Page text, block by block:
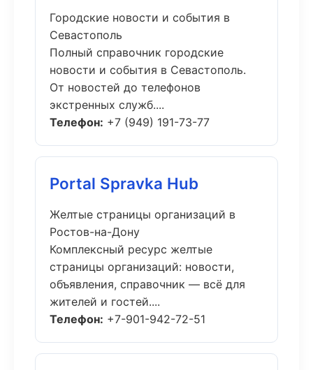
Городские новости и события в
Севастополь
Полный справочник городские
новости и события в Севастополь.
От новостей до телефонов
экстренных служб....
Телефон: +7 (949) 191-73-77
Portal Spravka Hub
Желтые страницы организаций в
Ростов-на-Дону
Комплексный ресурс желтые
страницы организаций: новости,
объявления, справочник — всё для
жителей и гостей....
Телефон: +7-901-942-72-51